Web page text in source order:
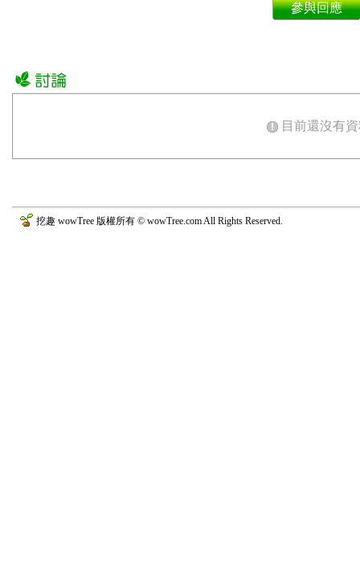
參與回應
目前還沒有
挖趣 wowTree 版權所有 © wowTree.com All Rights Reserved.